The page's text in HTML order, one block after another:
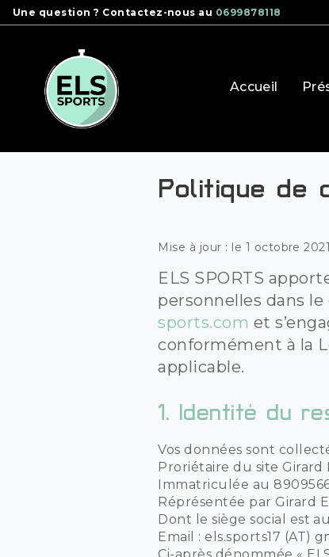
Panneau de gestion des cookies
Accueil
Politique de
Mise à jour : le 1 octobre 2021
ELS SPORTS
personnelles dans
sports.com et
conformément à la
applicable.
1. Identité du
Vos données sont
Proriétaire du site Girard
Immatriculée au
Réprésentée par Girard
Dont le siège social est
Email : els.sports17 (AT)
Une question ? Contactez-nous au 0699878118